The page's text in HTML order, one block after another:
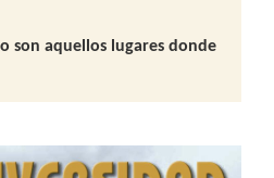
son aquellos lugares donde